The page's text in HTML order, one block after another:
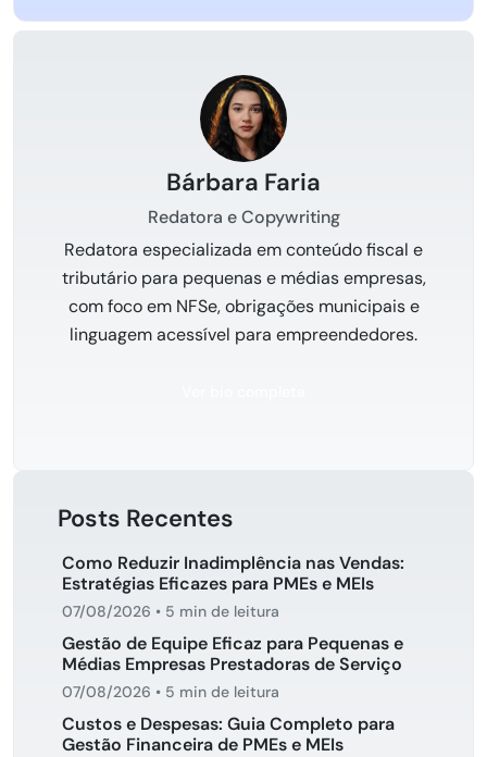
Bárbara Faria
Redatora e Copywriting
Redatora especializada em conteúdo fiscal e
tributário para pequenas e médias empresas,
com foco em NFSe, obrigações municipais e
linguagem acessível para empreendedores.
Posts Recentes
Como Reduzir Inadimplência nas Vendas:
Estratégias Eficazes para PMEs e MEIs
07/08/2026 • 5 min de leitura
Gestão de Equipe Eficaz para Pequenas e
Médias Empresas Prestadoras de Serviço
07/08/2026 • 5 min de leitura
Custos e Despesas: Guia Completo para
Gestão Financeira de PMEs e MEIs